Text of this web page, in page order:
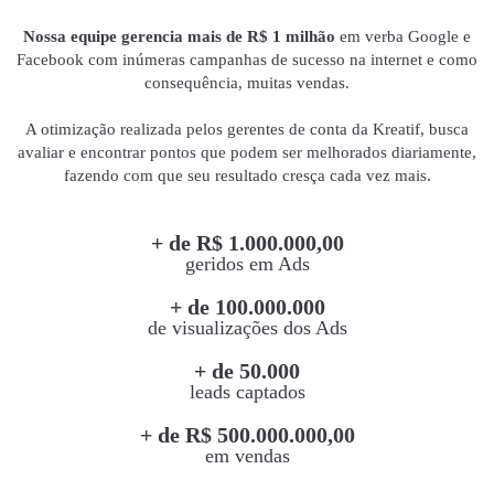
Nossa equipe gerencia mais de R$ 1 milhão em verba Google e
Facebook com inúmeras campanhas de sucesso na internet e como
consequência, muitas vendas.
A otimização realizada pelos gerentes de conta da Kreatif, busca
avaliar e encontrar pontos que podem ser melhorados diariamente,
fazendo com que seu resultado cresça cada vez mais.
+ de R$ 1.000.000,00
geridos em Ads
+ de 100.000.000
de visualizações dos Ads
+ de 50.000
leads captados
+ de R$ 500.000.000,00
em vendas